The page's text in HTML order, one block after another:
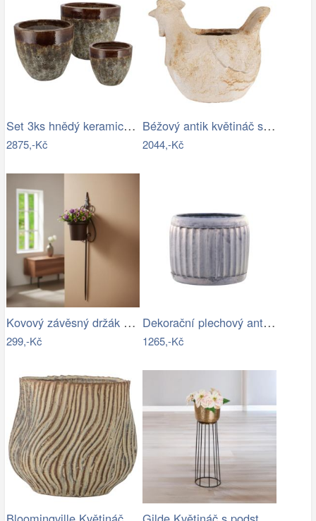
Set 3ks hnědý keramický květináč…
2875,-Kč
Béžový antik květináč slepička Farm…
2044,-Kč
Kovový závěsný držák na květináč
299,-Kč
Dekorační plechový antik obal na…
1265,-Kč